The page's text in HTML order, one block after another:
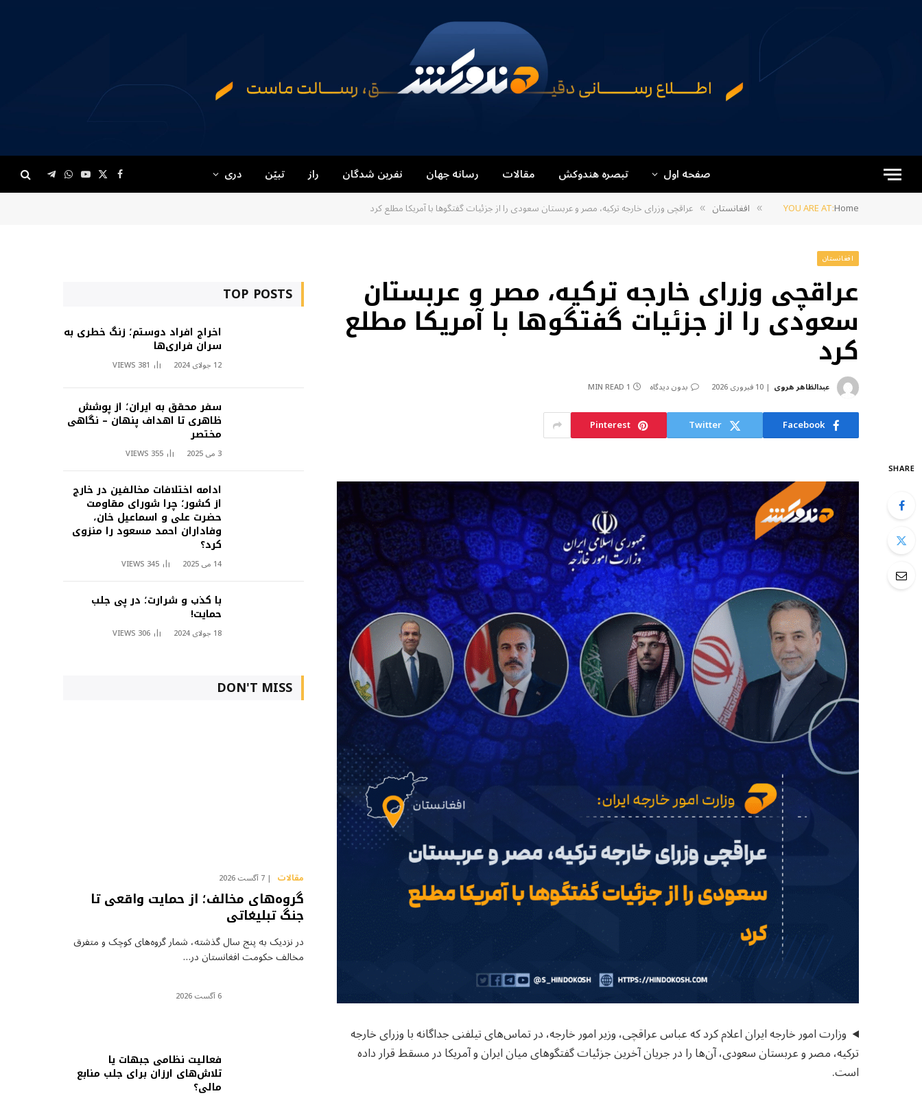
صفحه اول تبصره هندوکش مقالات رسانه جهان نفرین شدگان راز تبیّن دری Facebook
X
(Twitter)
YouTube
WhatsApp
Telegram
YOU ARE AT:Home
» افغانستان » عراقچی وزرای خارجه ترکیه، مصر و عربستان سعودی را از جزئیات گفتگوها با آمریکا مطلع کرد
افغانستان
عراقچی وزرای خارجه ترکیه، مصر و عربستان
سعودی را از جزئیات گفتگوها با آمریکا مطلع
کرد
عبدالظاهر هروی 10 فبروری 2026 بدون دیدگاه 1 MIN READ
Facebook
Twitter
Pinterest
SHARE
وزارت امور خارجه ایران اعلام کرد که عباس عراقچی، وزیر امور خارجه، در تماس‌های تیلفنی جداگانه با وزرای خارجه
ترکیه، مصر و عربستان سعودی، آن‌ها را در جریان آخرین جزئیات گفتگوهای میان ایران و آمریکا در مسقط قرار داده
است.
TOP POSTS
اخراج افراد دوستم؛ زنگ خطری به
سران فراری‌ها
12 جولای 2024 381
VIEWS
سفر محقق به ایران؛ از پوشش
ظاهری تا اهداف پنهان – نگاهی
مختصر
3 می 2025 355
VIEWS
ادامه اختلافات مخالفین در خارج
از کشور؛ چرا شورای مقاومت
حضرت علی و اسماعیل خان،
وفاداران احمد مسعود را منزوی
کرد؟
14 می 2025 345
VIEWS
با کذب و شرارت؛ در پی جلب
حمایت!
18 جولای 2024 306
VIEWS
DON'T MISS
مقالات 7 آگست 2026
گروه‌های مخالف؛ از حمایت واقعی تا
جنگ تبلیغاتی
در نزدیک به پنج سال گذشته، شمار گروه‌های کوچک و متفرق
مخالف حکومت افغانستان در…
6 آگست 2026
فعالیت نظامی جبهات یا
تلاش‌های ارزان برای جلب منابع
مالی؟